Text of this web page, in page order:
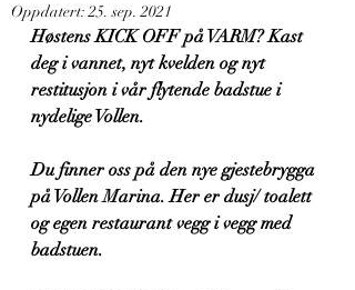
Oppdatert:25. sep. 2021
Høstens KICK OFF på VARM? Kast
deg i vannet, nyt kvelden og nyt
restitusjon i vår flytende badstue i
nydelige Vollen.
Du finner oss på den nye gjestebrygga
på Vollen Marina. Her er dusj/ toalett
og egen restaurant vegg i vegg med
badstuen.